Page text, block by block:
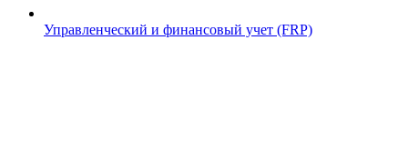
Управленческий и финансовый учет (FRP)